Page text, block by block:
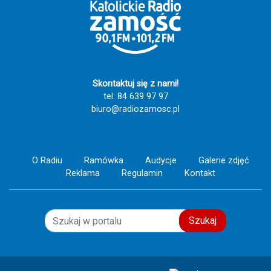
rok w Tereszpolu Szczęść Boże i Ave
Maryja!!!!! 🕊️ 🤱 ❤️‍🔥 🙏
Skontaktuj się z nami!
tel: 84 639 97 97
biuro@radiozamosc.pl
O Radiu Ramówka Audycje
Galerie zdjęć
Reklama
Regulamin Kontakt
Szukaj